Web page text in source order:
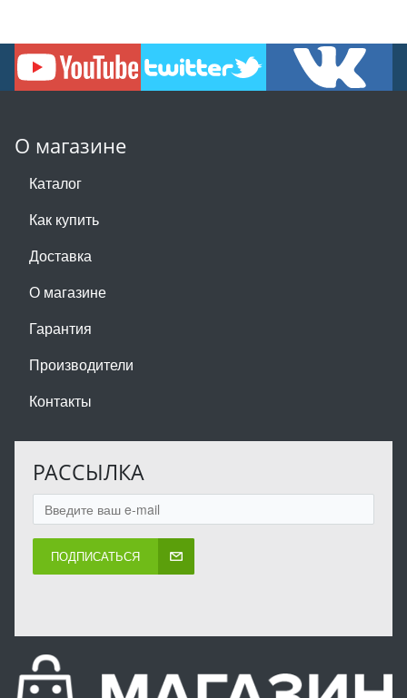
О магазине
Каталог
Как купить
Доставка
О магазине
Гарантия
Производители
Контакты
РАССЫЛКА
ПОДПИСАТЬСЯ